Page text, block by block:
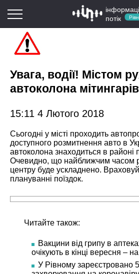
потік
Увага, водії! Містом
автоколона мітингарів
15:11 4 Лютого 2018
Сьогодні у місті проходить
доступного розмитнення авто в
автоколона знаходиться в районі
Очевидно, що найближчим часом
центру буде ускладнено.
плануванні поїздок.
Читайте також:
Вакцини від грипу в
очікують в кінці вересня –
У Рівному зареєстровано